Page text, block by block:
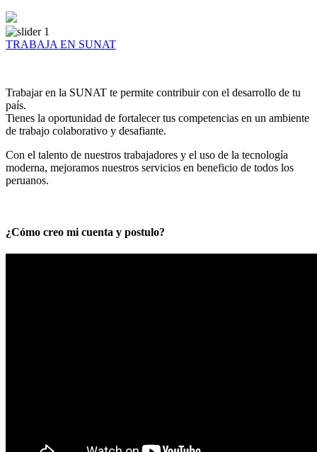
TRABAJA EN SUNAT
Trabajar en la SUNAT te permite contribuir con el desarrollo de tu
país.
Tienes la oportunidad de fortalecer tus competencias en un ambiente
de trabajo colaborativo y desafiante.
Con el talento de nuestros trabajadores y el uso de la tecnología
moderna, mejoramos nuestros servicios en beneficio de todos los
peruanos.
¿Cómo creo mi cuenta y postulo?